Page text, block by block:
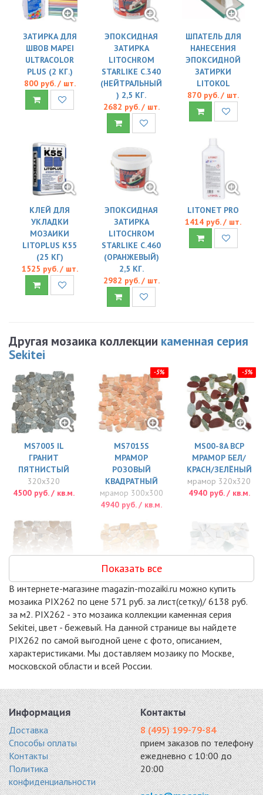
ЗАТИРКА ДЛЯ
ШВОВ MAPEI
ULTRACOLOR
PLUS (2 КГ.)
800 руб. / шт.
ЭПОКСИДНАЯ
ЗАТИРКА
LITOCHROM
STARLIKE C.340
(НЕЙТРАЛЬНЫЙ
) 2,5 КГ.
2682 руб. / шт.
ШПАТЕЛЬ ДЛЯ
НАНЕСЕНИЯ
ЭПОКСИДНОЙ
ЗАТИРКИ
LITOKOL
870 руб. / шт.
КЛЕЙ ДЛЯ
УКЛАДКИ
МОЗАИКИ
LITOPLUS K55
(25 КГ)
1525 руб. / шт.
ЭПОКСИДНАЯ
ЗАТИРКА
LITOCHROM
STARLIKE C.460
(ОРАНЖЕВЫЙ)
2,5 КГ.
2982 руб. / шт.
LITONET PRO
1414 руб. / шт.
Другая мозаика коллекции каменная серия
Sekitei
MS7005 IL
ГРАНИТ
ПЯТНИСТЫЙ
320x320
4500 руб. / кв.м.
-5%
MS7015S
МРАМОР
РОЗОВЫЙ
КВАДРАТНЫЙ
мрамор 300x300
4940 руб. / кв.м.
-5%
MS00-8A BCP
МРАМОР БЕЛ/
КРАСН/ЗЕЛЁНЫЙ
мрамор 320x320
4940 руб. / кв.м.
MS7030 МРАМОР
РОЗОВЫЙ
КВАДРАТНЫЙ
мрамор 320x320
5060 руб. / кв.м.
MS7025 МРАМОР
КРУПНЫЙ
ПЕСОЧНЫЙ
КВАДРАТНЫЙ
мрамор 320x320
5060 руб. / кв.м.
MS7004 IL
МРАМОР СЕРО-
ЗЕЛЁНЫЙ
мрамор 335x335
5300 руб. / кв.м.
-15%
FLAT STONE
CREAM
мрамор 300x300
5355 руб. / кв.м.
-11%
RIM III
мрамор 305x305
5429 руб. / кв.м.
ANTICATO BEIGE
камень 300x300
5534 руб. / кв.м.
-5% -5% -7%
Показать все
В интернете-магазине magazin-mozaiki.ru можно купить
мозаика PIX262 по цене 571 руб. за лист(сетку)/ 6138 руб.
за м2. PIX262 - это мозаика коллекции каменная серия
Sekitei, цвет - бежевый. На данной странице вы найдете
PIX262 по самой выгодной цене с фото, описанием,
характеристиками. Мы доставляем мозаику по Москве,
московской области и всей России.
Информация
Доставка
Способы оплаты
Контакты
Политика
конфиденциальности
Контакты
8 (495) 199-79-84
прием заказов по телефону
ежедневно с 10:00 до
20:00